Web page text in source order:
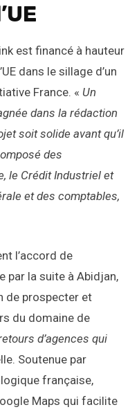
est financé à hauteur
dans le sillage d’un
France. « Un
dans la rédaction
soit solide avant qu’il
des
le Crédit Industriel et
et des comptables,
l’accord de
par la suite à Abidjan,
de prospecter et
du domaine de
d’agences qui
Soutenue par
française,
Maps qui facilite